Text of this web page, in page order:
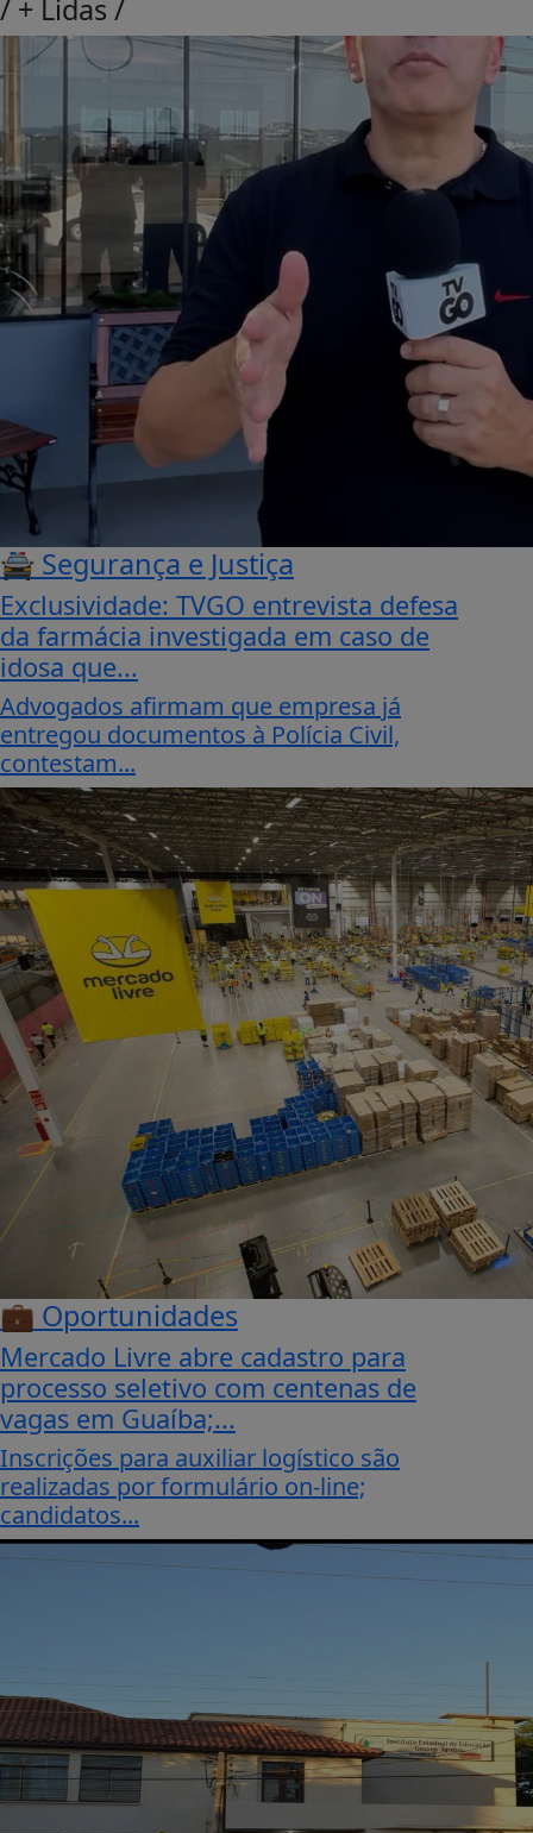
/ + Lidas /
🚔 Segurança e Justiça
Exclusividade: TVGO entrevista defesa
da farmácia investigada em caso de
idosa que...
Advogados afirmam que empresa já
entregou documentos à Polícia Civil,
contestam...
💼 Oportunidades
Mercado Livre abre cadastro para
processo seletivo com centenas de
vagas em Guaíba;...
Inscrições para auxiliar logístico são
realizadas por formulário on-line;
candidatos...